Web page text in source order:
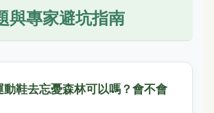
與專家避坑指南
動鞋去忘憂森林可以嗎？會不會